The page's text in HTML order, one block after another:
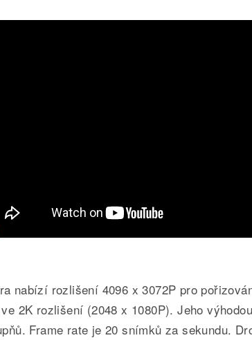
nabízí rozlišení 4096 x 3072P pro
2K rozlišení (2048 x 1080P). Jeho
Frame rate je 20 snímků za sekundu.